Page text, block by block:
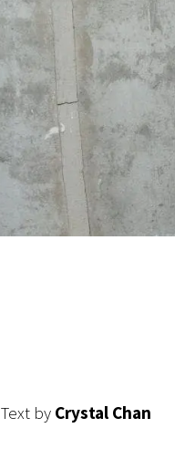
Text by Crystal Chan